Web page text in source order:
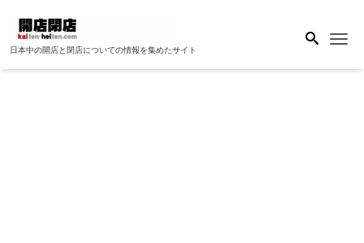
日本中の開店と閉店についての情報を集めたサイト